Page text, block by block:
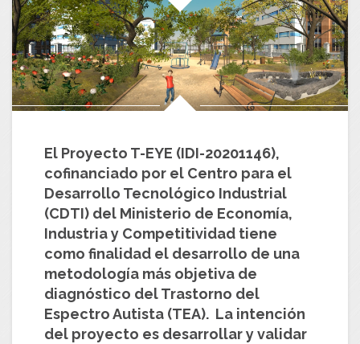
El Proyecto T-EYE (IDI-20201146),
cofinanciado por el Centro para el
Desarrollo Tecnológico Industrial
(CDTI) del Ministerio de Economía,
Industria y Competitividad tiene
como finalidad el desarrollo de una
metodología más objetiva de
diagnóstico del Trastorno del
Espectro Autista (TEA). La intención
del proyecto es desarrollar y validar